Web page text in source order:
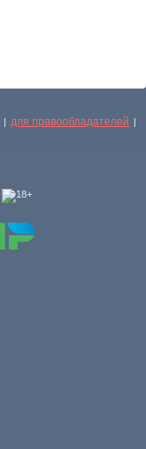
| для правообладателей |